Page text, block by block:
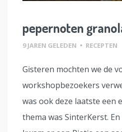
pepernoten
9 JAREN GELEDEN • RECEPTEN
Gisteren mochten we de
workshopbezoekers
was ook deze laatste een
thema was SinterKerst.